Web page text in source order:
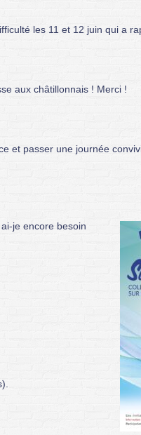
les 11 et 12 juin qui a
aux châtillonnais ! Merci !
et passer une journée
je encore besoin